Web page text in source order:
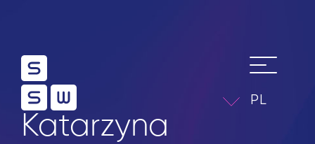
PL
Katarzyna